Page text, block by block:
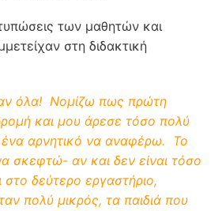
των μαθητών και
στη διδακτική
όλα! Νομίζω πως πρώτη
και μου άρεσε τόσο πολύ
αρνητικό να αναφέρω. Το
σκεφτώ- αν και δεν είναι τόσο
στο δεύτερο εργαστήριο,
πολύ μικρός, τα παιδιά που